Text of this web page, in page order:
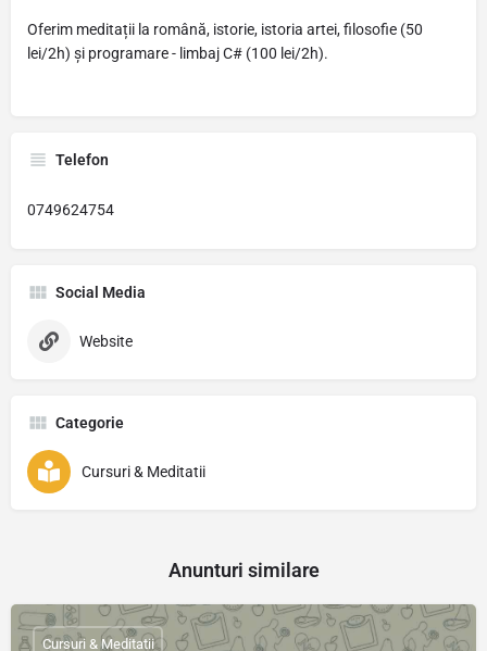
Oferim meditații la română, istorie, istoria artei, filosofie (50
lei/2h) și programare - limbaj C# (100 lei/2h).
Telefon
0749624754
Social Media
Website
Categorie
Cursuri & Meditatii
Anunturi similare
Cursuri & Meditatii